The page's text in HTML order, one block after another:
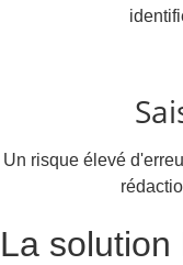
Un risque élevé
La solution